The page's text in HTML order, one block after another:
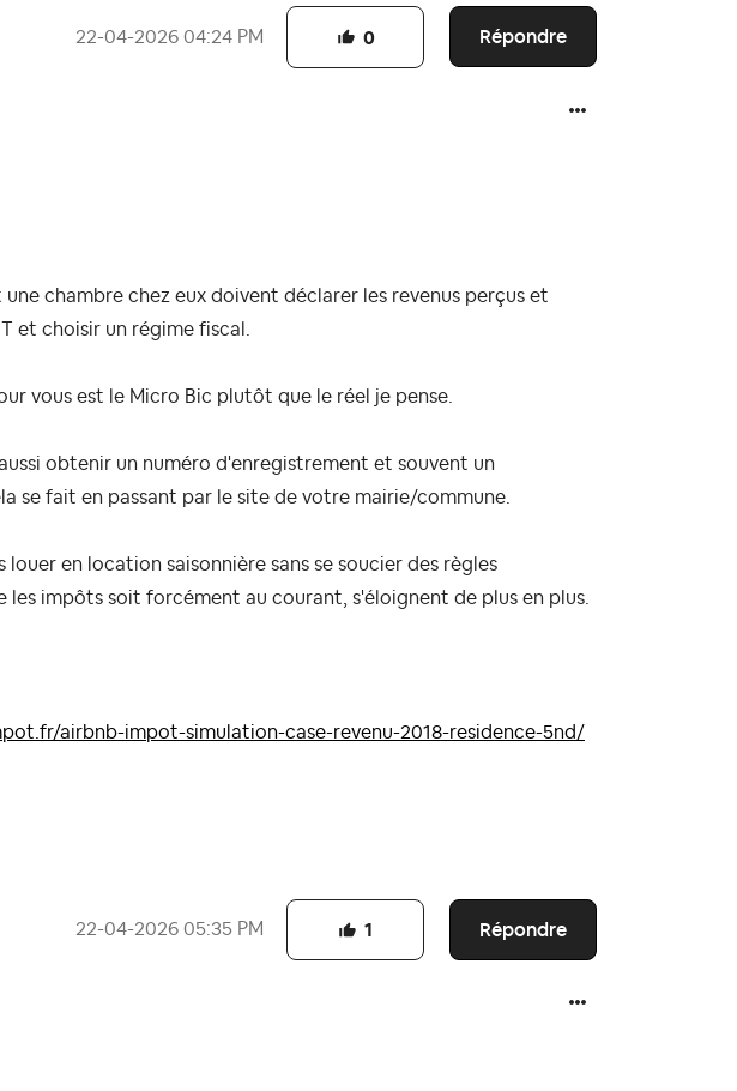
‎22-04-2026 04:24 PM Répondre
0
chambre chez eux doivent déclarer les revenus perçus et
et choisir un régime fiscal.
vous est le Micro Bic plutôt que le réel je pense.
obtenir un numéro d'enregistrement et souvent un
se fait en passant par le site de votre mairie/commune.
louer en location saisonnière sans se soucier des règles
les impôts soit forcément au courant, s'éloignent de plus en plus.
airbnb-impot-simulation-case-revenu-2018-residence-5nd/
‎22-04-2026 05:35 PM Répondre
1